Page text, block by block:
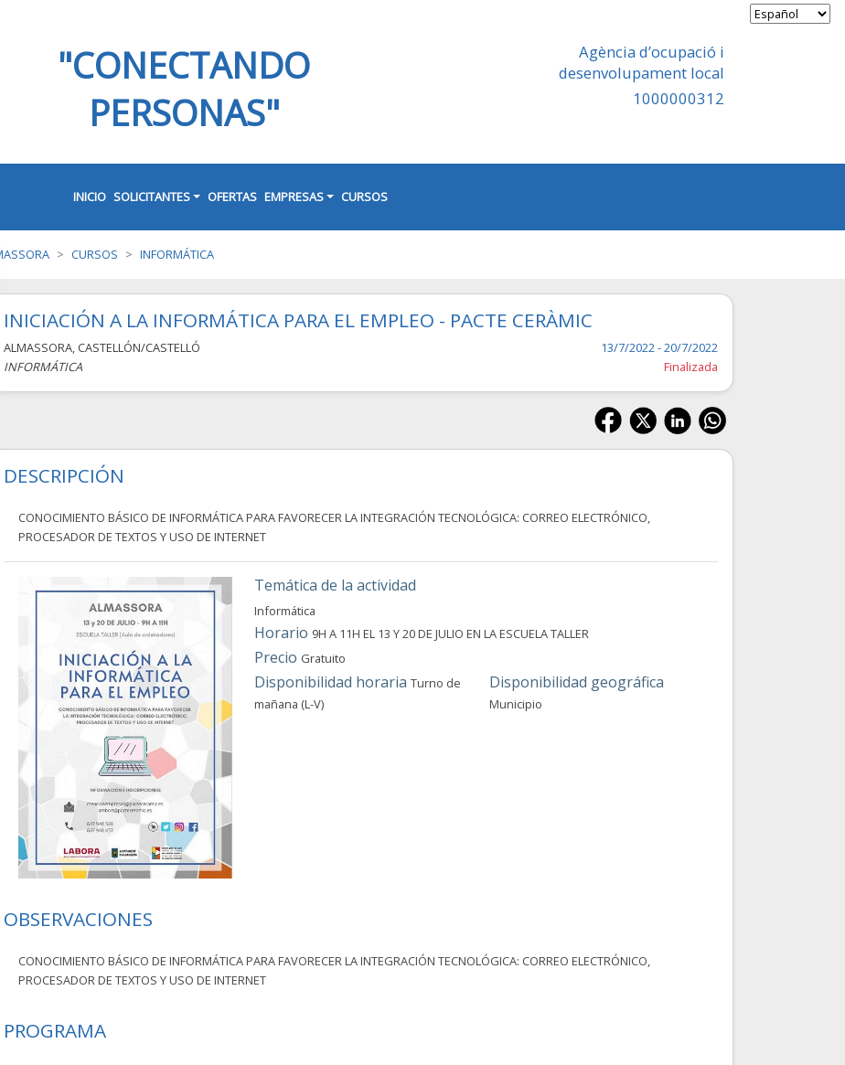
"CONECTANDO
PERSONAS"
Agència d’ocupació i
desenvolupament local
1000000312
INICIO SOLICITANTES OFERTAS EMPRESAS CURSOS
CURSOS INFORMÁTICA
INICIACIÓN A LA INFORMÁTICA PARA EL EMPLEO - PACTE CERÀMIC
ALMASSORA, CASTELLÓN/CASTELLÓ
13/7/2022 - 20/7/2022
INFORMÁTICA
Finalizada
DESCRIPCIÓN
CONOCIMIENTO BÁSICO DE INFORMÁTICA PARA FAVORECER LA INTEGRACIÓN TECNOLÓGICA: CORREO ELECTRÓNICO,
PROCESADOR DE TEXTOS Y USO DE INTERNET
Temática de la actividad
Informática
Horario 9H A 11H EL 13 Y 20 DE JULIO EN LA ESCUELA TALLER
Precio Gratuito
Disponibilidad horaria Turno de
mañana (L-V)
Disponibilidad geográfica
Municipio
OBSERVACIONES
CONOCIMIENTO BÁSICO DE INFORMÁTICA PARA FAVORECER LA INTEGRACIÓN TECNOLÓGICA: CORREO ELECTRÓNICO,
PROCESADOR DE TEXTOS Y USO DE INTERNET
PROGRAMA